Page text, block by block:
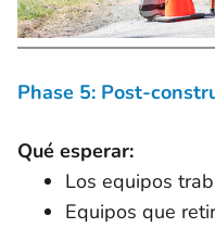
Phase 5: Post-
Qué esperar:
Los equipos
Equipos que